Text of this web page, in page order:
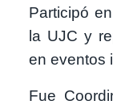
Participó
la UJC y
en eventos
Fue